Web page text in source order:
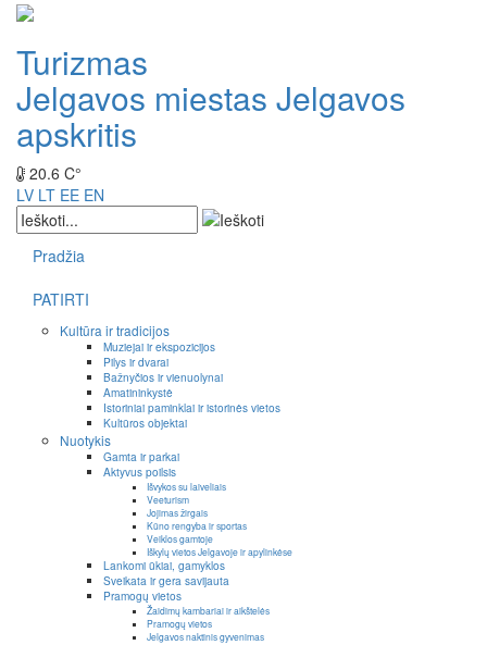
Turizmas
Jelgavos miestas Jelgavos
apskritis
20.6 C°
LV LT EE EN
Pradžia
PATIRTI
Kultūra ir tradicijos
Muziejai ir ekspozicijos
Pilys ir dvarai
Bažnyčios ir vienuolynai
Amatininkystė
Istoriniai paminklai ir istorinės vietos
Kultūros objektai
Nuotykis
Gamta ir parkai
Aktyvus poilsis
Išvykos su laiveliais
Veeturism
Jojimas žirgais
Kūno rengyba ir sportas
Veiklos gamtoje
Iškylų vietos Jelgavoje ir apylinkėse
Lankomi ūkiai, gamyklos
Sveikata ir gera savijauta
Pramogų vietos
Žaidimų kambariai ir aikštelės
Pramogų vietos
Jelgavos naktinis gyvenimas